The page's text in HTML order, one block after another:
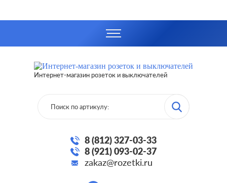
Интернет-магазин розеток и выключателей
8 (812) 327-03-33
8 (921) 093-02-37
zakaz@rozetki.ru